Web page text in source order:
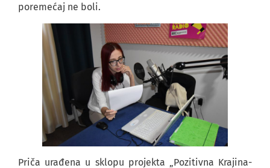
poremećaj ne boli.
Priča urađena u sklopu projekta „Pozitivna Krajina-